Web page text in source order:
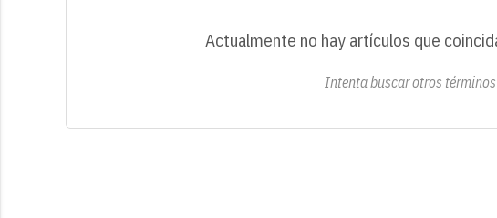
Actualmente no hay artículos que
Intenta buscar otros